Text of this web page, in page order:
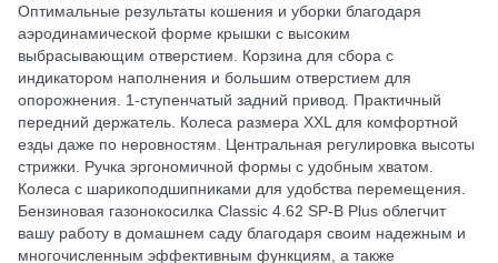
Оптимальные результаты кошения и уборки благодаря
аэродинамической форме крышки с высоким
выбрасывающим отверстием. Корзина для сбора с
индикатором наполнения и большим отверстием для
опорожнения. 1-ступенчатый задний привод. Практичный
передний держатель. Колеса размера XXL для комфортной
езды даже по неровностям. Центральная регулировка высоты
стрижки. Ручка эргономичной формы с удобным хватом.
Колеса с шарикоподшипниками для удобства перемещения.
Бензиновая газонокосилка Classic 4.62 SP-B Plus облегчит
вашу работу в домашнем саду благодаря своим надежным и
многочисленным эффективным функциям, а также